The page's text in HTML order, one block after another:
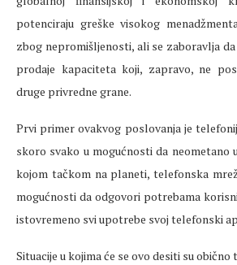
potenciraju greške visokog
zbog nepromišljenosti, ali se zaboravlja
prodaje kapaciteta koji, zapravo, ne
druge privredne grane.
Prvi primer ovakvog poslovanja je
skoro svako u mogućnosti da neometano
kojom tačkom na planeti, telefonska
mogućnosti da odgovori potrebama
istovremeno svi upotrebe svoj telefonski
Situacije u kojima će se ovo desiti su